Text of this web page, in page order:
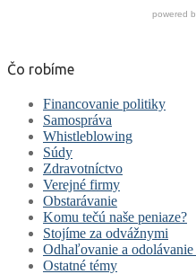
Čo robíme
Financovanie politiky
Samospráva
Whistleblowing
Súdy
Zdravotníctvo
Verejné firmy
Obstarávanie
Komu tečú naše peniaze?
Stojíme za odvážnymi
Odhaľovanie a
Ostatné témy